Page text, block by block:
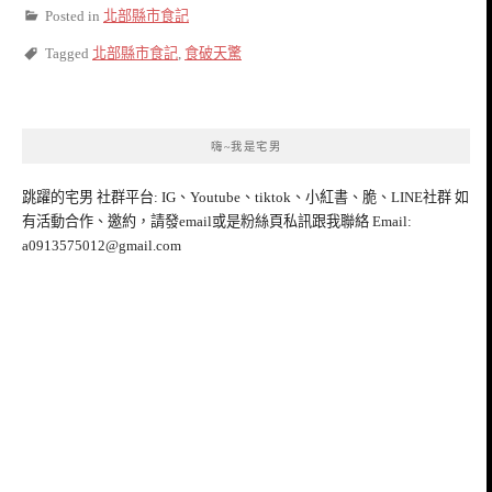
Posted in 北部縣市食記
Tagged 北部縣市食記, 食破天驚
嗨~我是宅男
跳躍的宅男 社群平台: IG、Youtube、tiktok、小紅書、脆、LINE社群 如
有活動合作、邀約，請發email或是粉絲頁私訊跟我聯絡 Email:
a0913575012@gmail.com